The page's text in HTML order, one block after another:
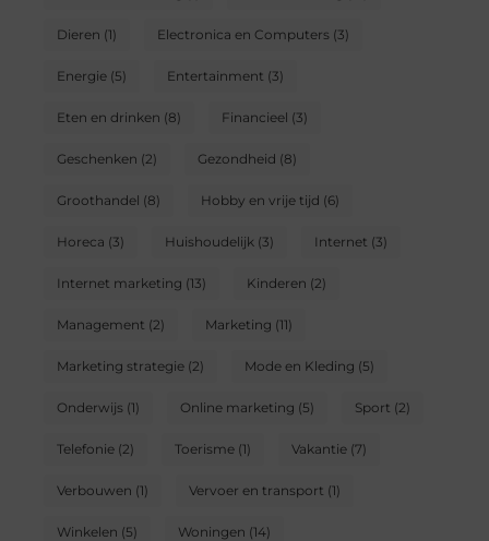
Dieren (1) Electronica en Computers(3)
Energie(5) Entertainment (3)
Eten en drinken (8) Financieel (3)
Geschenken (2) Gezondheid (8)
Groothandel (8) Hobby en vrije tijd (6)
Horeca (3) Huishoudelijk (3) Internet (3)
Internet marketing (13) Kinderen (2)
Management (2) Marketing (11)
Marketing strategie(2) Mode en Kleding (5)
Onderwijs(1) Online marketing (5) Sport (2)
Telefonie(2) Toerisme(1) Vakantie(7)
Verbouwen (1) Vervoer en transport (1)
Winkelen (5) Woningen (14)